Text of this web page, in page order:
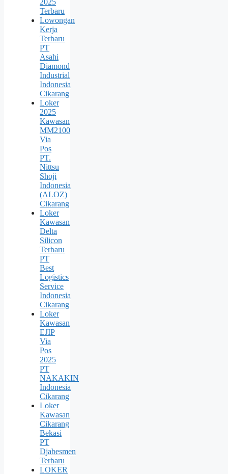
2025
Terbaru
Lowongan
Kerja
Terbaru
PT
Asahi
Diamond
Industrial
Indonesia
Cikarang
Loker
2025
Kawasan
MM2100
Via
Pos
PT.
Nittsu
Shoji
Indonesia
(ALOZ)
Cikarang
Loker
Kawasan
Delta
Silicon
Terbaru
PT
Best
Logistics
Service
Indonesia
Cikarang
Loker
Kawasan
EJIP
Via
Pos
2025
PT
NAKAKIN
Indonesia
Cikarang
Loker
Kawasan
Cikarang
Bekasi
PT
Djabesmen
Terbaru
LOKER